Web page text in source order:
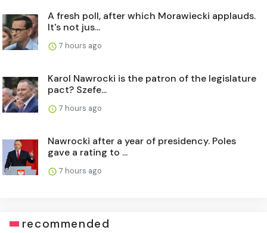
A fresh poll, after which Morawiecki applauds.
It's not jus...
7 hours ago
Karol Nawrocki is the patron of the legislature
pact? Szefe...
7 hours ago
Nawrocki after a year of presidency. Poles
gave a rating to ...
7 hours ago
recommended